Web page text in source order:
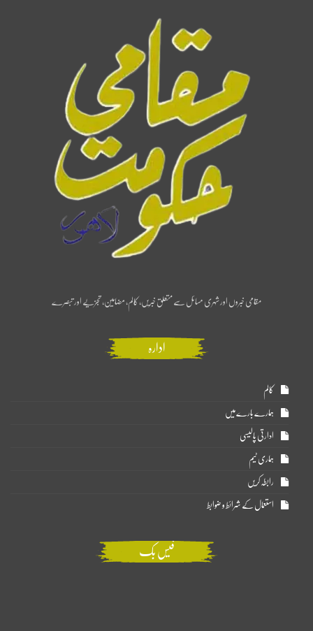
مقامی خبروں اور شہری مسائل سے متعلق خبریں، کالم، مضامین، تجزیے اور تبصرے
ادارہ
کالم
ہمارے بارے میں
ادارتی پالیسی
ہماری ٹیم
رابطہ کریں
استعمال کے شرائط و ضوابط
فیس بک